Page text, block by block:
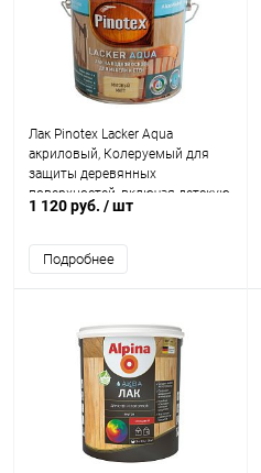
Лак Pinotex Lacker Aqua
акриловый, Колеруемый для
защиты деревянных
поверхностей, включая детскую
мебель и игрушки
1 120 руб. / шт
Подробнее